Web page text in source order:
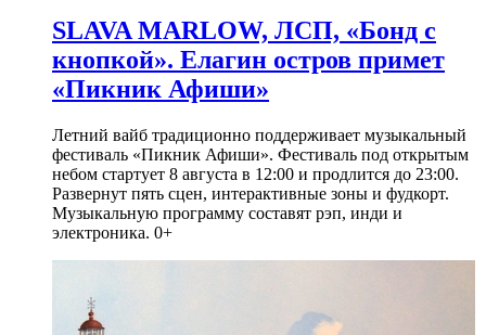
SLAVA MARLOW, ЛСП, «Бонд с
кнопкой». Елагин остров примет
«Пикник Афиши»
Летний вайб традиционно поддерживает музыкальный
фестиваль «Пикник Афиши». Фестиваль под открытым
небом стартует 8 августа в 12:00 и продлится до 23:00.
Развернут пять сцен, интерактивные зоны и фудкорт.
Музыкальную программу составят рэп, инди и
электроника. 0+